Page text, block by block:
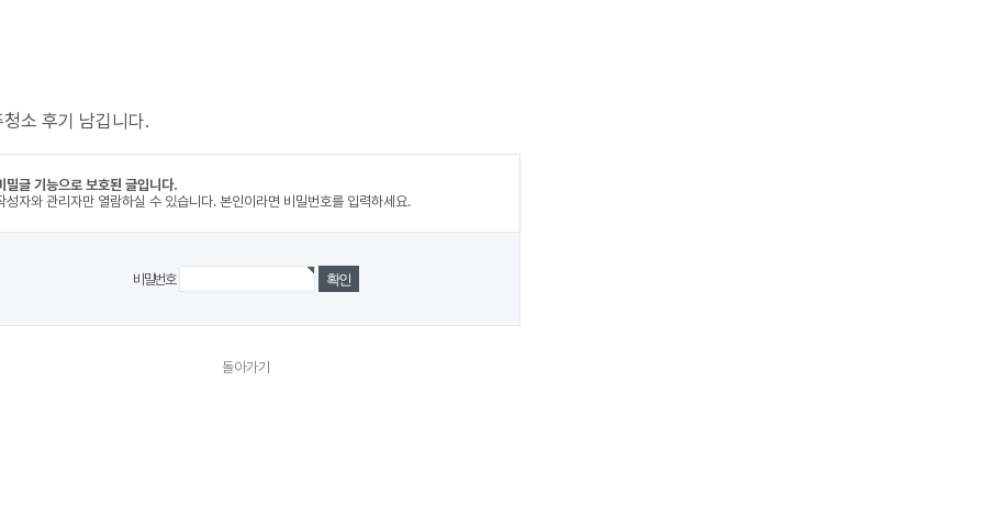
소 후기 남깁니다.
밀글 기능으로 보호된 글입니다.
성자와 관리자만 열람하실 수 있습니다. 본인이라면 비밀번호를 입력하세요.
비밀번호
돌아가기